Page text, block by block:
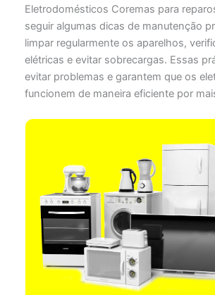
Eletrodomésticos Coremas para
seguir algumas dicas de manutenção
limpar regularmente os aparelhos,
elétricas e evitar sobrecargas. Essas
evitar problemas e garantem que os
funcionem de maneira eficiente por